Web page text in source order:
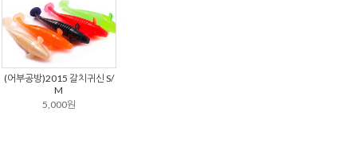
(어부공방)2015 갈치귀신 S/
M
5,000원